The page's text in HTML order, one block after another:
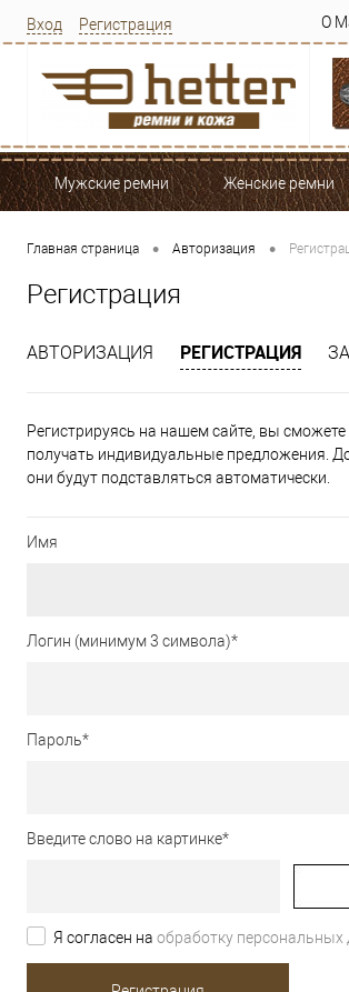
Вход Регистрация О
Мужские ремни Женские ремни
Главная страница • Авторизация •
Регистрация
АВТОРИЗАЦИЯ РЕГИСТРАЦИЯ
Регистрируясь на нашем сайте, вы
получать индивидуальные предложения.
они будут подставляться автоматически.
Имя
Логин (минимум 3 символа)*
Пароль*
Введите слово на картинке*
Я согласен на обработку персональных